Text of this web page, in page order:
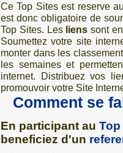
Ce Top Sites est reserve
est donc obligatoire de
Top Sites. Les liens sont
Soumettez votre site
monter dans les
les semaines et
internet. Distribuez vos
promouvoir votre Site
Comment se
En participant au
beneficiez d'un